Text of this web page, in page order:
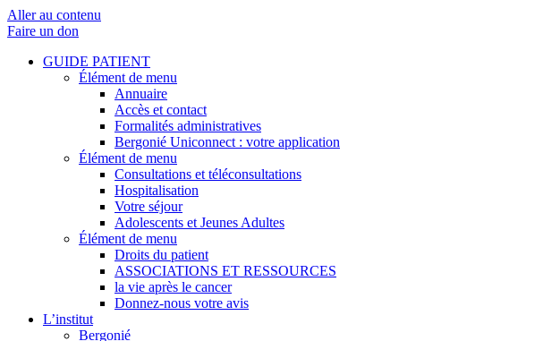
Aller au contenu
Faire un don
GUIDE PATIENT
Élément de menu
Annuaire
Accès et contact
Formalités administratives
Bergonié Uniconnect : votre application
Élément de menu
Consultations et téléconsultations
Hospitalisation
Votre séjour
Adolescents et Jeunes Adultes
Élément de menu
Droits du patient
ASSOCIATIONS ET RESSOURCES
la vie après le cancer
Donnez-nous votre avis
L’institut
Bergonié